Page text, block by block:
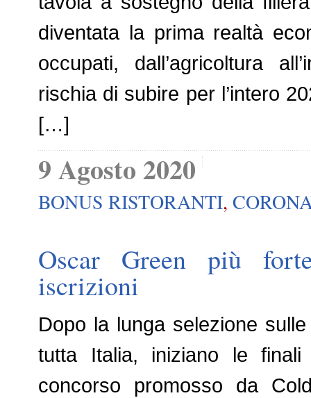
diventata la prima realtà
occupati, dall’agricoltura
rischia di subire per l’intero
[…]
9 Agosto 2020
BONUS RISTORANTI,
Oscar Green più
iscrizioni
Dopo la lunga selezione
tutta Italia, iniziano le
concorso promosso da